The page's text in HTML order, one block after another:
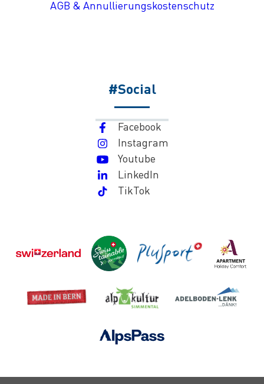
AGB & Annullierungskostenschutz
#Social
Facebook
Instagram
Youtube
LinkedIn
TikTok